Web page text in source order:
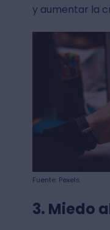
y aumentar la
Fuente: Pexels
3. Miedo